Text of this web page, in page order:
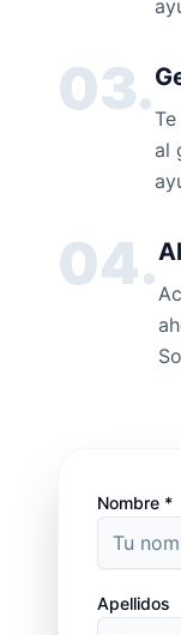
03.
al
04.
Nombre *
Apellidos